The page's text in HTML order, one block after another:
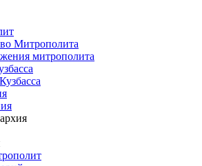
Митрополита
митрополита